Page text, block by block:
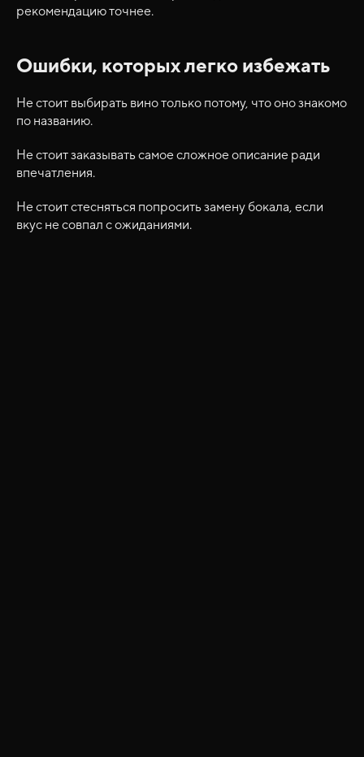
рекомендацию точнее.
Ошибки, которых легко избежать
Не стоит выбирать вино только потому, что оно знакомо
по названию.
Не стоит заказывать самое сложное описание ради
впечатления.
Не стоит стесняться попросить замену бокала, если
вкус не совпал с ожиданиями.